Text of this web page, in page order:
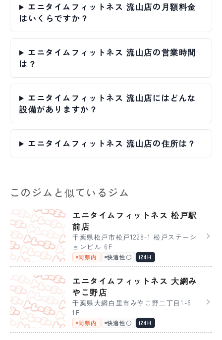
エニタイムフィットネス 流山店の月額料金
はいくらですか？
エニタイムフィットネス 流山店の営業時間
は？
エニタイムフィットネス 流山店にはどんな
設備がありますか？
エニタイムフィットネス 流山店の住所は？
このジムと似ているジム
エニタイムフィットネス 松戸駅
前店
千葉県松戸市松戸1228-1 松戸ステーシ
ョンビル 6F
同県内 快適性〇 24H
エニタイムフィットネス 大網み
やこ野店
千葉県大網白里市みやこ野二丁目1-6
1F
同県内 快適性〇 24H